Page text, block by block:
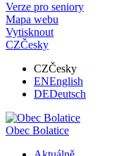
Verze pro seniory
Mapa webu
Vytisknout
CZČesky
CZČesky
ENEnglish
DEDeutsch
Obec Bolatice